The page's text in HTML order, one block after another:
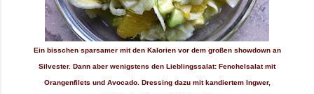
Ein bisschen sparsamer mit den Kalorien vor dem großen showdown an
Silvester. Dann aber wenigstens den Lieblingssalat: Fenchelsalat mit
Orangenfilets und Avocado. Dressing dazu mit kandiertem Ingwer,